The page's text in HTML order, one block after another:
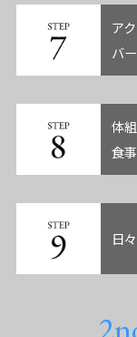
ア
バ
体
食
日